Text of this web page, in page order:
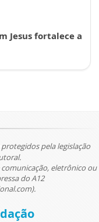
Jesus fortalece a
pela legislação
eletrônico ou
do A12